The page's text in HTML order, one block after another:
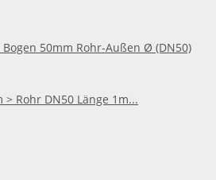
50mm Rohr-Außen Ø (DN50)